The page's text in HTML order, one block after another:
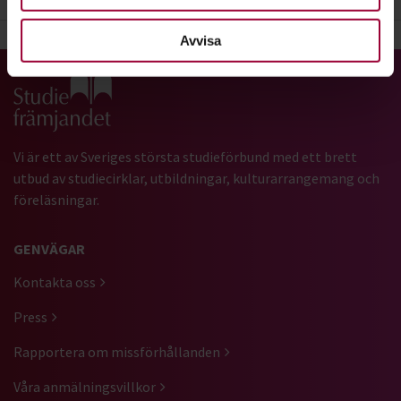
Avvisa
Gå till studiefrämjandets startsida
Vi är ett av Sveriges största studieförbund med ett brett
utbud av studiecirklar, utbildningar, kulturarrangemang och
föreläsningar.
GENVÄGAR
Kontakta oss
Press
Rapportera om missförhållanden
Våra anmälningsvillkor